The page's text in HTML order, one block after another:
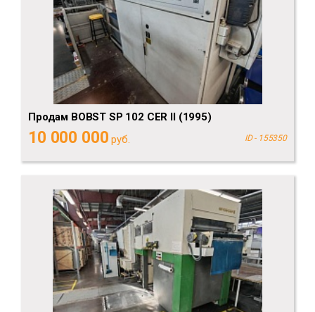
Продам BOBST SP 102 CER II (1995)
10 000 000 руб. ID - 155350